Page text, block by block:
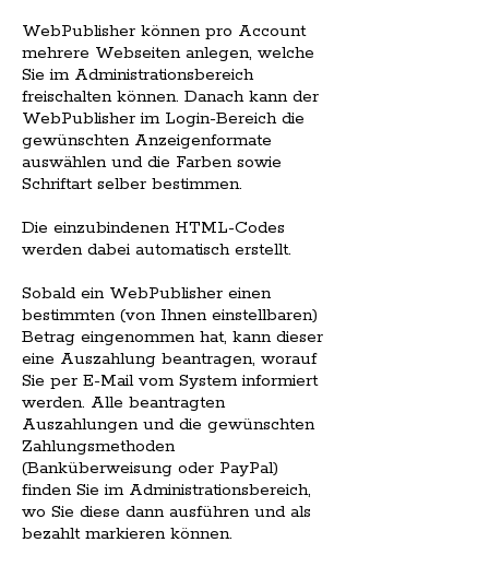
WebPublisher können pro Account
mehrere Webseiten anlegen, welche
Sie im Administrationsbereich
freischalten können. Danach kann der
WebPublisher im Login-Bereich die
gewünschten Anzeigenformate
auswählen und die Farben sowie
Schriftart selber bestimmen.
Die einzubindenen HTML-Codes
werden dabei automatisch erstellt.
Sobald ein WebPublisher einen
bestimmten (von Ihnen einstellbaren)
Betrag eingenommen hat, kann dieser
eine Auszahlung beantragen, worauf
Sie per E-Mail vom System informiert
werden. Alle beantragten
Auszahlungen und die gewünschten
Zahlungsmethoden
(Banküberweisung oder PayPal)
finden Sie im Administrationsbereich,
wo Sie diese dann ausführen und als
bezahlt markieren können.